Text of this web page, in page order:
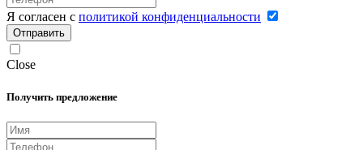
Я согласен с политикой конфиденциальности
Отправить
Close
Получить предложение